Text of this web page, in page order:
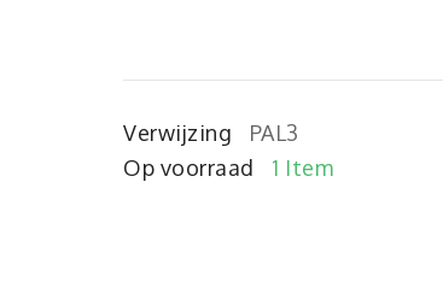
Verwijzing
PAL3
Op voorraad
1 Item